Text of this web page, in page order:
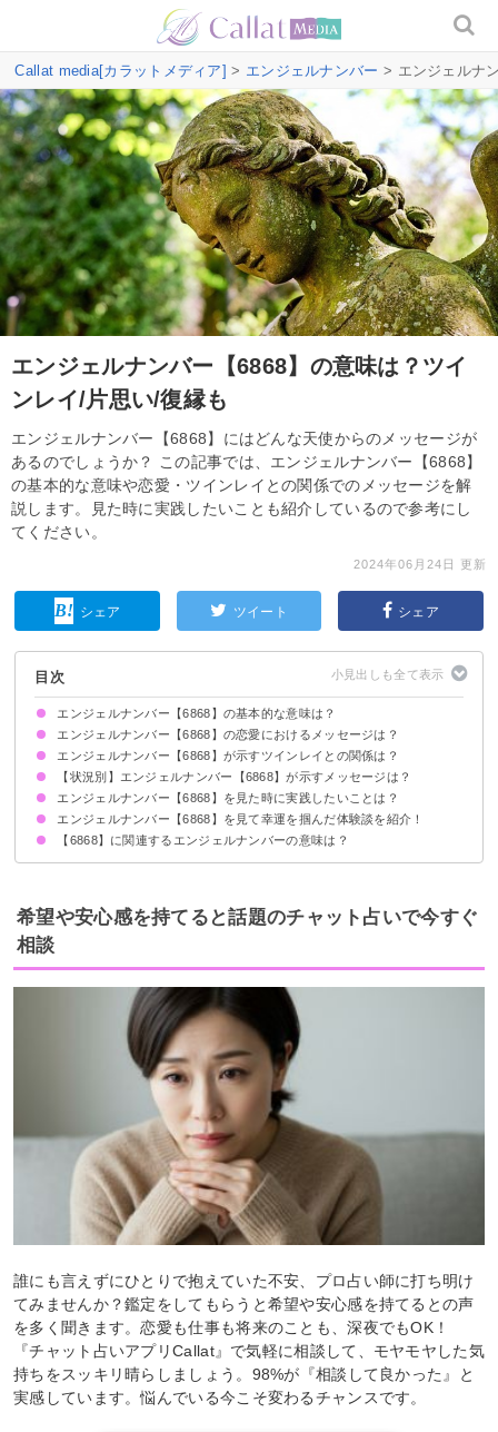
Callat media[カラットメディア] > エンジェルナンバー > エンジェルナ
エンジェルナンバー【6868】の意味は？ツイ
ンレイ/片思い/復縁も
エンジェルナンバー【6868】にはどんな天使からのメッセージが
あるのでしょうか？ この記事では、エンジェルナンバー【6868】
の基本的な意味や恋愛・ツインレイとの関係でのメッセージを解
説します。見た時に実践したいことも紹介しているので参考にし
てください。
2024年06月24日 更新
シェア ツイート シェア
目次
エンジェルナンバー【6868】の基本的な意味は？
天使の声を聴いてください
金銭的な問題を解決してください
エンジェルナンバー【6868】の恋愛におけるメッセージは？
片思いしている時
復縁したい時
エンジェルナンバー【6868】が示すツインレイとの関係は？
心のつながりを再確認するのが大切
サイレント期間の場合
【状況別】エンジェルナンバー【6868】が示すメッセージは？
何度も【6868】を見る場合
車のナンバープレートで【6868】を見る場合
エンジェルナンバー【6868】を見た時に実践したいことは？
玄関を掃除する
ポジティブな言葉を声に出す
朝に白湯を飲む
エンジェルナンバー【6868】を見て幸運を掴んだ体験談を紹介！
仕事で昇進できた
恋人との関係が進展した
収入が増えた
【6868】に関連するエンジェルナンバーの意味は？
エンジェルナンバー【2525】
エンジェルナンバー【6638】
エンジェルナンバー【6686】
エンジェルナンバー【686】
希望や安心感を持てると話題のチャット占いで今すぐ
相談
誰にも言えずにひとりで抱えていた不安、プロ占い師に打ち明け
てみませんか？鑑定をしてもらうと希望や安心感を持てるとの声
を多く聞きます。恋愛も仕事も将来のことも、深夜でもOK！
『チャット占いアプリCallat』で気軽に相談して、モヤモヤした気
持ちをスッキリ晴らしましょう。98%が『相談して良かった』と
実感しています。悩んでいる今こそ変わるチャンスです。